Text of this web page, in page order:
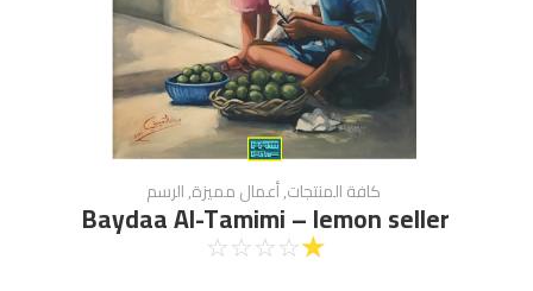
كافة المنتجات,أعمال مميزة,الرسم
Baydaa Al-Tamimi – lemon seller
☆
☆
☆
☆
☆